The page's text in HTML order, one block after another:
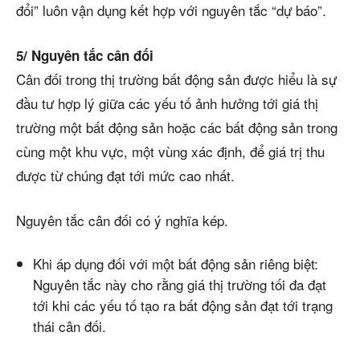
đổi” luôn vận dụng kết hợp với nguyên tắc “dự báo”.
5/ Nguyên tắc cân đối
Cân đối trong thị trường bất động sản được hiểu là sự
đầu tư hợp lý giữa các yếu tố ảnh hưởng tới giá thị
trường một bất động sản hoặc các bất động sản trong
cùng một khu vực, một vùng xác định, để giá trị thu
được từ chúng đạt tới mức cao nhất.
Nguyên tắc cân đối có ý nghĩa kép.
Khi áp dụng đối với một bất động sản riêng biệt:
Nguyên tắc này cho rằng giá thị trường tối đa đạt
tới khi các yếu tố tạo ra bất động sản đạt tới trạng
thái cân đối.